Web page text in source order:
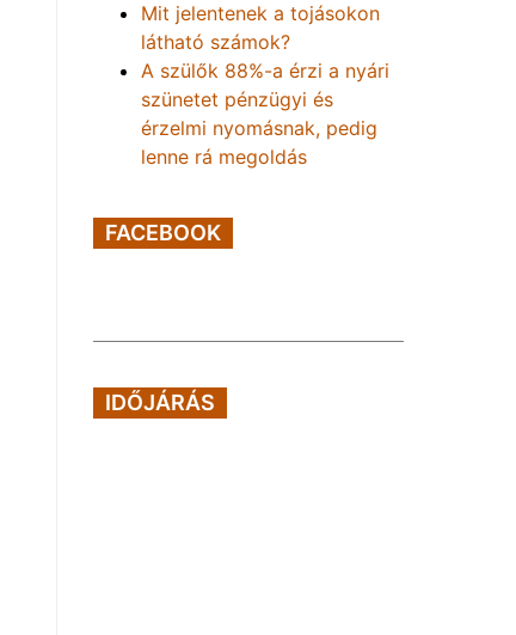
Mit jelentenek a tojásokon
látható számok?
A szülők 88%-a érzi a nyári
szünetet pénzügyi és
érzelmi nyomásnak, pedig
lenne rá megoldás
FACEBOOK
IDŐJÁRÁS